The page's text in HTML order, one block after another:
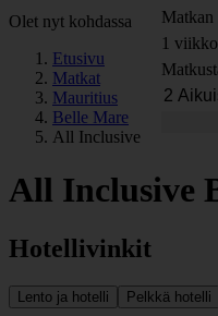
Matkan
1 viikko
Olet nyt kohdassa
Etusivu
Matkat
Mauritius
Belle Mare
All Inclusive
All Inclusive
Hotellivinkit
Lento ja hotelli Pelkkä hotelli